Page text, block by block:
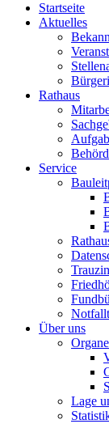
Startseite
Aktuelles
Rathaus
Service
Über uns
Organe
Lage